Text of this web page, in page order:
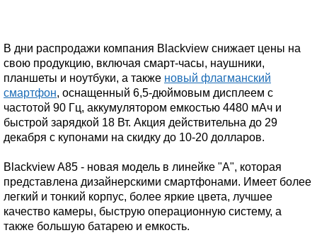
В дни распродажи компания Blackview снижает цены на
свою продукцию, включая смарт-часы, наушники,
планшеты и ноутбуки, а также новый флагманский
смартфон, оснащенный 6,5-дюймовым дисплеем с
частотой 90 Гц, аккумулятором емкостью 4480 мАч и
быстрой зарядкой 18 Вт. Акция действительна до 29
декабря с купонами на скидку до 10-20 долларов.
Blackview A85 - новая модель в линейке "А", которая
представлена дизайнерскими смартфонами. Имеет более
легкий и тонкий корпус, более яркие цвета, лучшее
качество камеры, быструю операционную систему, а
также большую батарею и емкость.